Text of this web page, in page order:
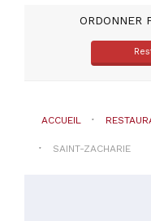
ORDONNER
ACCUEIL
SAINT-ZACHARIE